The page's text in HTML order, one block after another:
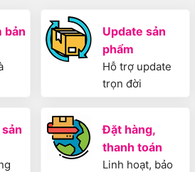
bản
Update sản
phẩm
Hỗ trợ update
trọn đời
Đặt hàng,
thanh toán
Linh hoạt, bảo